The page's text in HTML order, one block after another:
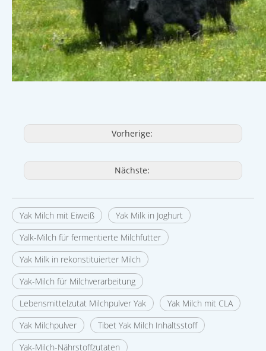
Vorherige:
Nächste:
Yak Milch mit Eiweiß
Yak Milk in Joghurt
Yalk-Milch für fermentierte Milchfutter
Yak Milk in rekonstituierter Milch
Yak-Milch für Milchverarbeitung
Lebensmittelzutat Milchpulver Yak
Yak Milch mit CLA
Yak Milchpulver
Tibet Yak Milch Inhaltsstoff
Yak-Milch-Nährstoffzutaten